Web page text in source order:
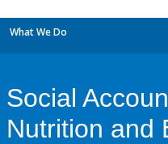
What We Do
Social
Nutrition and